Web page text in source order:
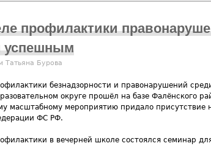
профилактики
успешным
Татьяна Бурова
безнадзорности и правонарушений
округе прошёл на базе Фалёнского
масштабному мероприятию придало присутствие
ФС РФ.
в вечерней школе состоялся семинар